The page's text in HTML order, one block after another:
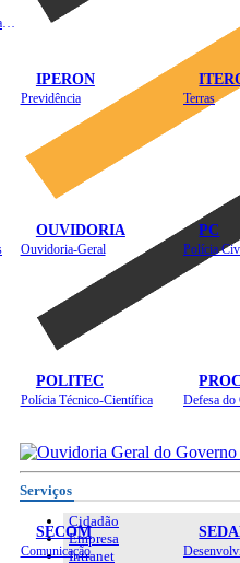
IPERON
Previdência Terras
OUVIDORIA
Ouvidoria-Geral
PC
Polícia
POLITEC
Polícia Técnico-Científica Defesa
SECOM
Comunicação
Serviços
Cidadão
Empresa
Intranet